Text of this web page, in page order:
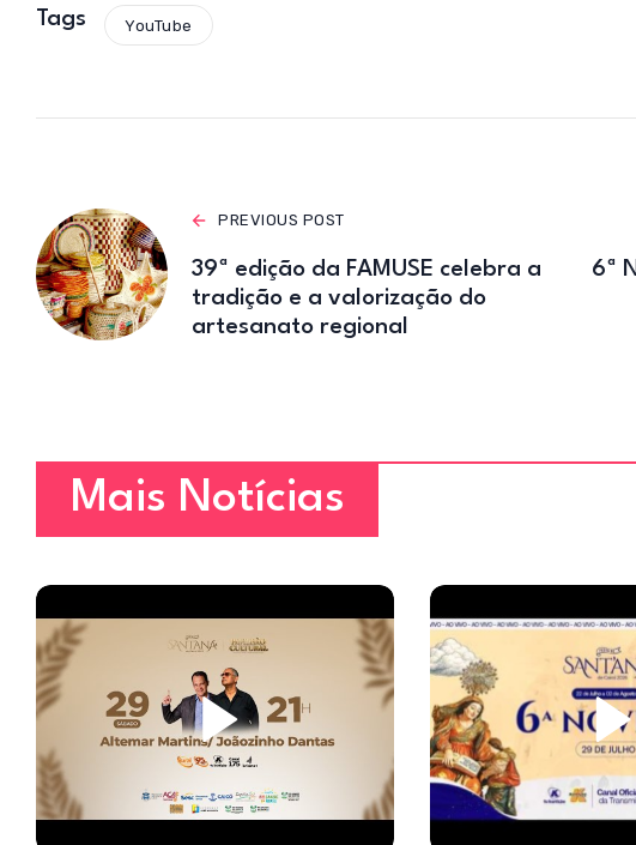
Tags YouTube
PREVIOUS POST
39ª edição da FAMUSE celebra a
tradição e a valorização do
artesanato regional
6ª
Mais Notícias